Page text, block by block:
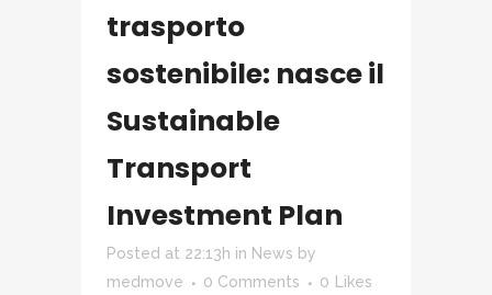
trasporto
sostenibile: nasce il
Sustainable
Transport
Investment Plan
Posted at 22:13h in News by
medmove
0 Comments 0 Likes